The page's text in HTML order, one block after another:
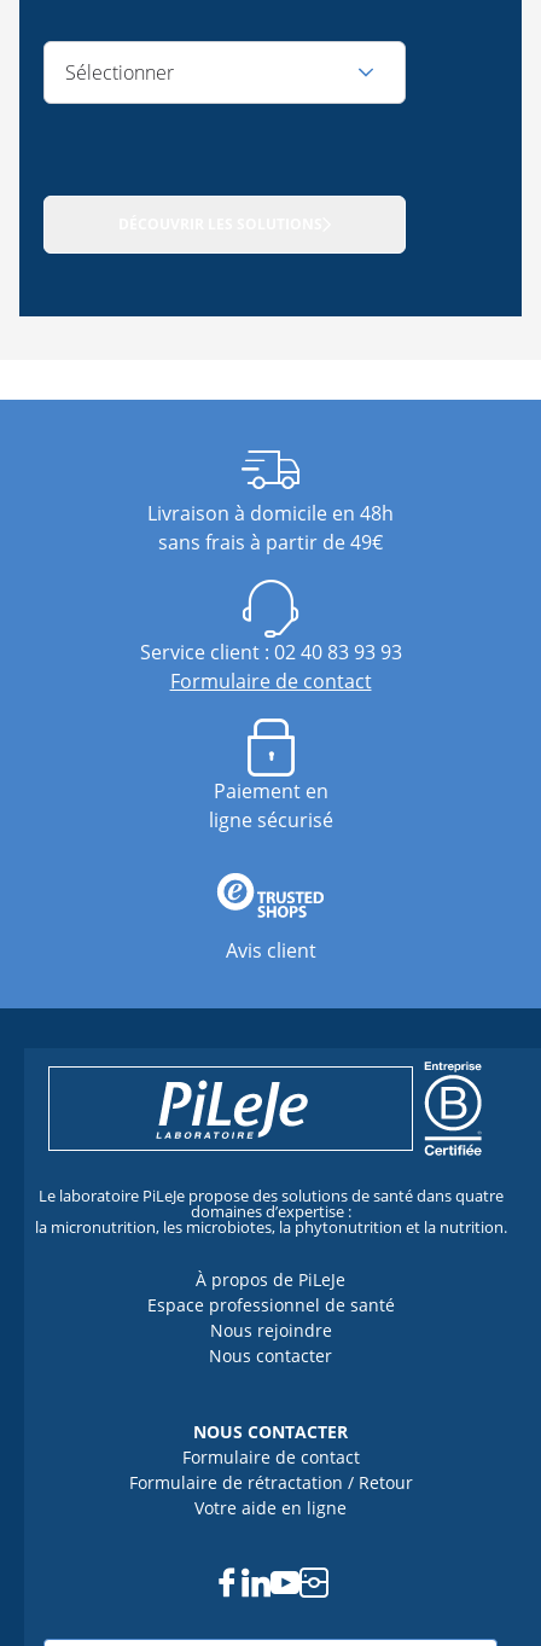
Sélectionner
Livraison à domicile en 48h
sans frais à partir de 49€
Service client : 02 40 83 93 93
Formulaire de contact
Paiement en
ligne sécurisé
Avis client
Le laboratoire PiLeJe propose des solutions de santé dans quatre
domaines d’expertise :
la micronutrition, les microbiotes, la phytonutrition et la nutrition.
À propos de PiLeJe
Espace professionnel de santé
Nous rejoindre
Nous contacter
NOUS CONTACTER
Formulaire de contact
Formulaire de rétractation / Retour
Votre aide en ligne
Facebook
Linkedin
Youtube
Instagram